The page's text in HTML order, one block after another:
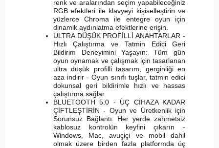
renk ve aralarından seçim yapabileceğiniz
RGB efektleri ile klavyeyi kişiselleştirin ve
yüzlerce Chroma ile entegre oyun için
dinamik aydınlatma efektlerine erişin.
ULTRA DÜŞÜK PROFİLLİ ANAHTARLAR -
Hızlı Çalıştırma ve Tatmin Edici Geri
Bildirim Deneyimini Yaşayın: Tüm gün
oyun oynamak ve çalışmak için tasarlanan
ultra düşük profilli tasarım, gerginliği en
aza indirir - Oyun sınıfı tuşlar, tatmin edici
dokunsal geri bildirimle hızlı ve hassas
çalıştırma sağlar.
BLUETOOTH 5.0 - ÜÇ CİHAZA KADAR
ÇİFTLEŞTİRİN - Oyun ve Üretkenlik için
Sorunsuz Bağlantı: Her yerde zahmetsiz
kablosuz kontrolün keyfini çıkarın -
Windows, Mac, avuçiçi ve mobil dahil
olmak üzere birden fazla platformda üç